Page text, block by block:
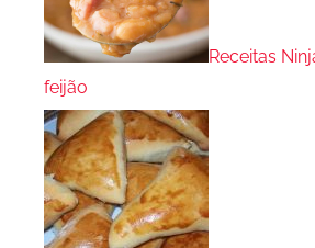
Receitas
feijão